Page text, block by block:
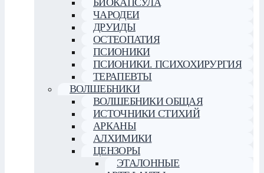
ЧАРОДЕИ
ДРУИДЫ
ОСТЕОПАТИЯ
ПСИОНИКИ
ПСИОНИКИ. ПСИХОХИРУРГИЯ
ТЕРАПЕВТЫ
ВОЛШЕБНИКИ
ВОЛШЕБНИКИ ОБЩАЯ
ИСТОЧНИКИ СТИХИЙ
АРКАНЫ
АЛХИМИКИ
ЦЕНЗОРЫ
ЭТАЛОННЫЕ